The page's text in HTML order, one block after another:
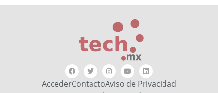
AccederContactoAviso de Privacidad